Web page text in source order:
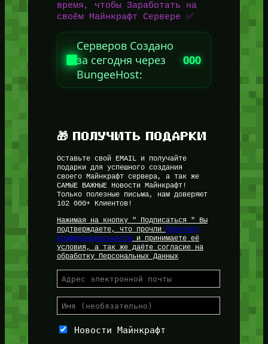
время, чтобы Заработать на
своём Майнкрафт Сервере ✅
Серверов Создано
за сегодня через
BungeeHost:
000
🎁 ПОЛУЧИТЬ ПОДАРКИ
Оставьте свой EMAIL и получайте
подарки для успешного создания
своего Майнкрафт сервера, а так же
САМЫЕ ВАЖНЫЕ Новости Майнкрафт!
Только полезные письма, нам доверяют
102 000+ Клиентов!
Нажимая на кнопку " Подписаться " Вы
подтверждаете, что прочли
Политику
Конфиденциальностии принимаете её
условия, а так же даёте согласие на
обработку Персональных Данных
Новости Майнкрафт